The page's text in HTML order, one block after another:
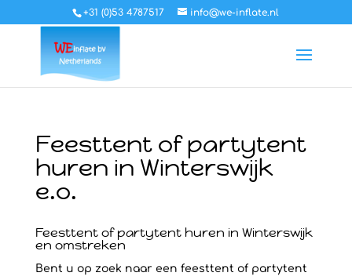
+31 (0)53 4787517 info@we-inflate.nl
Feesttent of partytent
huren in Winterswijk
e.o.
Feesttent of partytent huren in Winterswijk
en omstreken
Bent u op zoek naar een feesttent of partytent